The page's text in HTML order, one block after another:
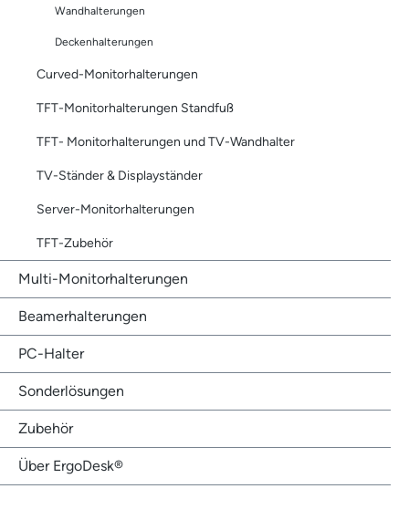
Wandhalterungen
Deckenhalterungen
Curved-Monitorhalterungen
TFT-Monitorhalterungen Standfuß
TFT- Monitorhalterungen und TV-Wandhalter
TV-Ständer & Displayständer
Server-Monitorhalterungen
TFT-Zubehör
Multi-Monitorhalterungen
Beamerhalterungen
PC-Halter
Sonderlösungen
Zubehör
Über ErgoDesk®